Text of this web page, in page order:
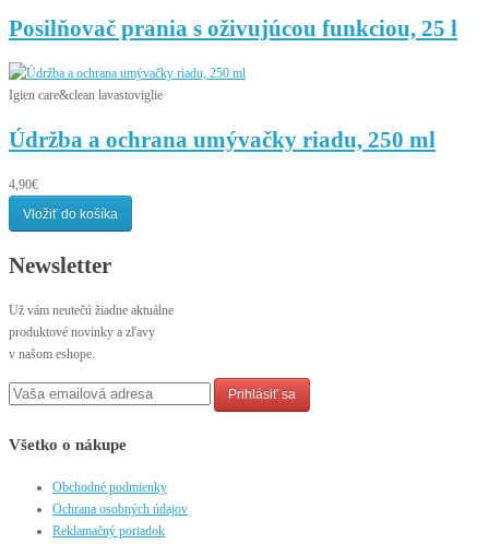
Posilňovač prania s oživujúcou funkciou, 25 l
Igien care&clean lavastoviglie
Údržba a ochrana umývačky riadu, 250 ml
4,90€
Vložiť do košíka
Newsletter
Už vám neutečú žiadne aktuálne
produktové novinky a zľavy
v našom eshope.
Prihlásiť sa
Všetko o nákupe
Obchodné podmienky
Ochrana osobných údajov
Reklamačný poriadok